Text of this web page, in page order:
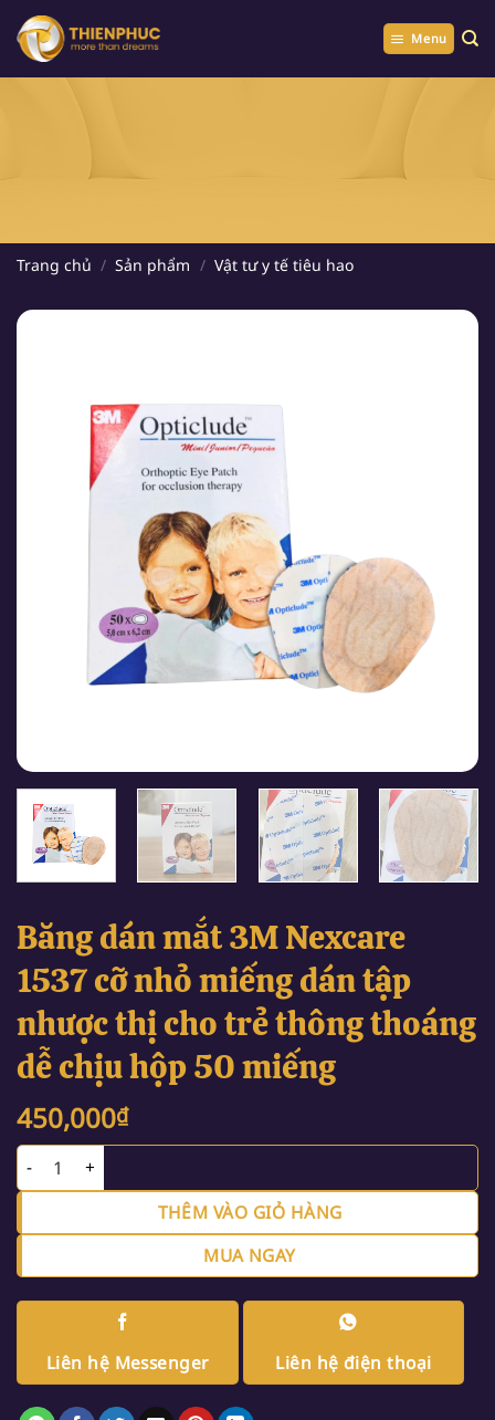
Chuyển
đến
Menu
Trang chủ / Sản phẩm / Vật tư y tế tiêu hao
Băng dán mắt 3M Nexcare
1537 cỡ nhỏ miếng dán tập
nhược thị cho trẻ thông thoáng
dễ chịu hộp 50 miếng
450,000₫
Băng dán mắt 3M Nexcare 1537 cỡ nhỏ miếng dán tập
THÊM VÀO GIỎ HÀNG
MUA NGAY
Liên hệ Messenger Liên hệ điện thoại